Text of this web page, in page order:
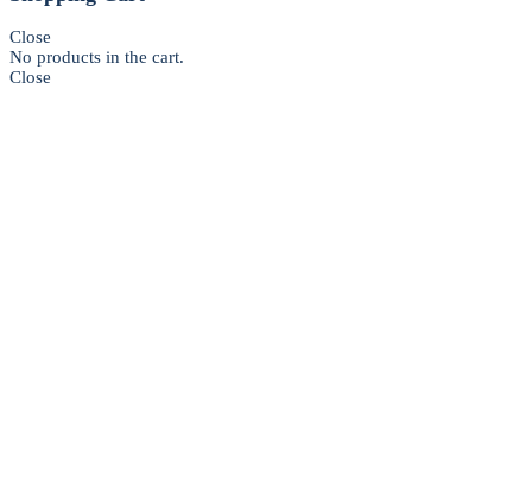
Close
No products in the cart.
Close